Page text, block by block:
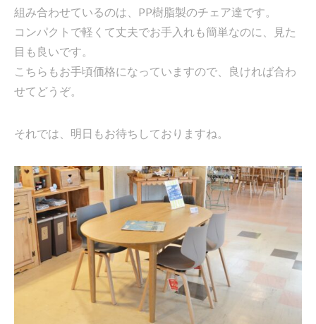
組み合わせているのは、PP樹脂製のチェア達です。
コンパクトで軽くて丈夫でお手入れも簡単なのに、見た
目も良いです。
こちらもお手頃価格になっていますので、良ければ合わ
せてどうぞ。
それでは、明日もお待ちしておりますね。